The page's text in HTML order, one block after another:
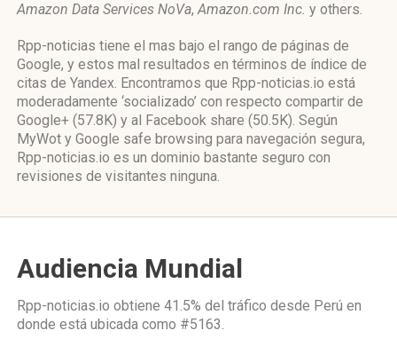
Amazon Data Services NoVa,Amazon.com Inc. y others.
Rpp-noticias tiene el mas bajo el rango de páginas de
Google, y estos mal resultados en términos de índice de
citas de Yandex. Encontramos que Rpp-noticias.io está
moderadamente ‘socializado’ con respecto compartir de
Google+ (57.8K) y al Facebook share (50.5K). Según
MyWot y Google safe browsing para navegación segura,
Rpp-noticias.io es un dominio bastante seguro con
revisiones de visitantes ninguna.
Audiencia Mundial
Rpp-noticias.io obtiene 41.5% del tráfico desde Perú en
donde está ubicada como #5163.